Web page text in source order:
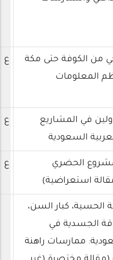
ع
من الكوفة حتى مكة
المعلومات
ع
في المشاريع
السعودية
ع
الحضري
استعراضية)
الحسية، كبار السن،
الجسدية في
ممارسات راهنة